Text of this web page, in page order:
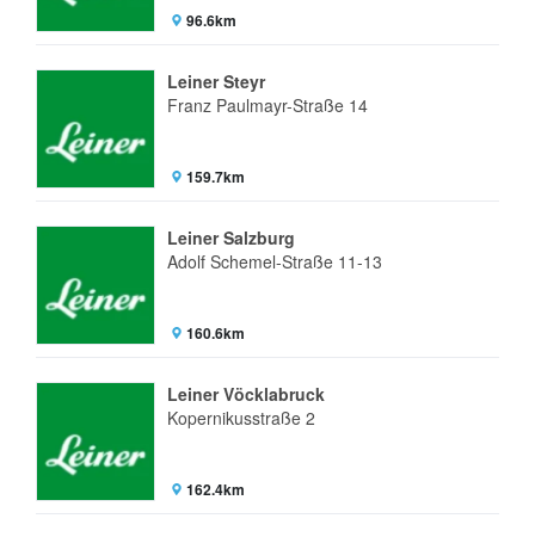
96.6km
Leiner Steyr
Franz Paulmayr-Straße 14
159.7km
Leiner Salzburg
Adolf Schemel-Straße 11-13
160.6km
Leiner Vöcklabruck
Kopernikusstraße 2
162.4km